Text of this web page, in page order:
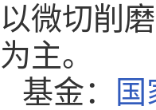
以微切削
为主。
基金：